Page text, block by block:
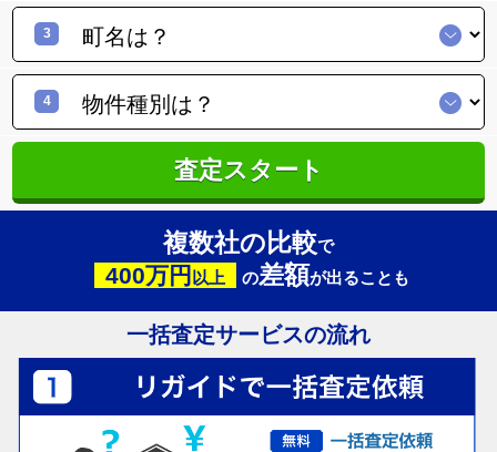
3
4
査定スタート
複数社の比較で
400万円 以上 の差額が出ることも
一括査定サービスの流れ